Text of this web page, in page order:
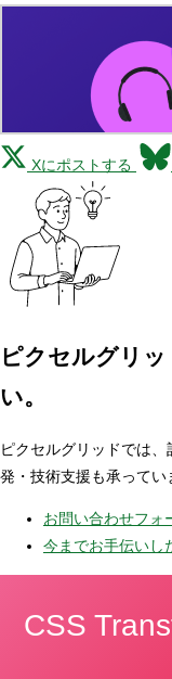
Xにポストする
ピクセルグリッ
い。
ピクセルグリッドでは
発・技術支援も承ってい
お問い合わせフォ
今までお手伝いし
CSS